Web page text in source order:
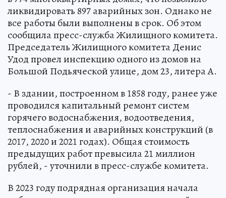
ликвидировать 897 аварийных зон. Однако не
все работы были выполнены в срок. Об этом
сообщила пресс-служба Жилищного комитета.
Председатель Жилищного комитета Денис
Удод провел инспекцию одного из домов на
Большой Подьяческой улице, дом 23, литера А.
- В здании, построенном в 1858 году, ранее уже
проводился капитальный ремонт систем
горячего водоснабжения, водоотведения,
теплоснабжения и аварийных конструкций (в
2017, 2020 и 2021 годах). Общая стоимость
предыдущих работ превысила 21 миллион
рублей, - уточнили в пресс-службе комитета.
В 2023 году подрядная организация начала